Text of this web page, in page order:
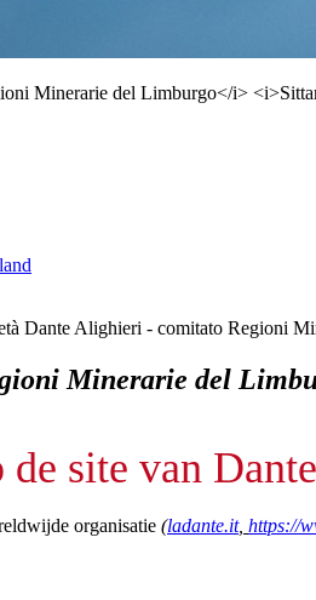
Dante Alighieri - comitato Regioni
Minerarie del
site van
organisatie (ladante.it, https://